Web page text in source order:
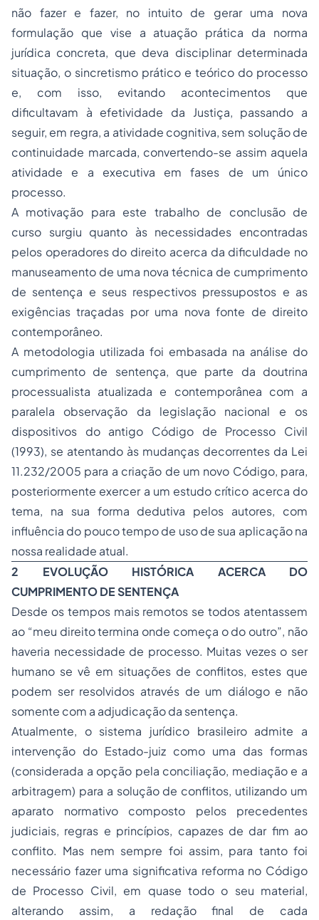
não fazer e fazer, no intuito de gerar uma nova
formulação que vise a atuação prática da norma
jurídica concreta, que deva disciplinar determinada
situação, o sincretismo prático e teórico do processo
e, com isso, evitando acontecimentos que
dificultavam à efetividade da Justiça, passando a
seguir, em regra, a atividade cognitiva, sem solução de
continuidade marcada, convertendo-se assim aquela
atividade e a executiva em fases de um único
processo.
A motivação para este trabalho de conclusão de
curso surgiu quanto às necessidades encontradas
pelos operadores do direito acerca da dificuldade no
manuseamento de uma nova técnica de cumprimento
de sentença e seus respectivos pressupostos e as
exigências traçadas por uma nova fonte de direito
contemporâneo.
A metodologia utilizada foi embasada na análise do
cumprimento de sentença, que parte da doutrina
processualista atualizada e contemporânea com a
paralela observação da legislação nacional e os
dispositivos do antigo Código de Processo Civil
(1993), se atentando às mudanças decorrentes da Lei
11.232/2005 para a criação de um novo Código, para,
posteriormente exercer a um estudo crítico acerca do
tema, na sua forma dedutiva pelos autores, com
influência do pouco tempo de uso de sua aplicação na
nossa realidade atual.
2 EVOLUÇÃO HISTÓRICA ACERCA DO
CUMPRIMENTO DE SENTENÇA
Desde os tempos mais remotos se todos atentassem
ao “meu direito termina onde começa o do outro”, não
haveria necessidade de processo. Muitas vezes o ser
humano se vê em situações de conflitos, estes que
podem ser resolvidos através de um diálogo e não
somente com a adjudicação da sentença.
Atualmente, o sistema jurídico brasileiro admite a
intervenção do Estado-juiz como uma das formas
(considerada a opção pela conciliação, mediação e a
arbitragem) para a solução de conflitos, utilizando um
aparato normativo composto pelos precedentes
judiciais, regras e princípios, capazes de dar fim ao
conflito. Mas nem sempre foi assim, para tanto foi
necessário fazer uma significativa reforma no Código
de Processo Civil, em quase todo o seu material,
alterando assim, a redação final de cada